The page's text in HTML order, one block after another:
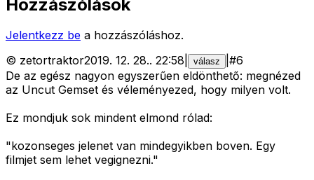
Hozzászólások
Jelentkezz be a hozzászóláshoz.
© zetortraktor2019. 12. 28.. 22:58 válasz #6
De az egész nagyon egyszerűen eldönthető: megnézed
az Uncut Gemset és véleményezed, hogy milyen volt.
Ez mondjuk sok mindent elmond rólad:
"kozonseges jelenet van mindegyikben boven. Egy
filmjet sem lehet vegignezni."